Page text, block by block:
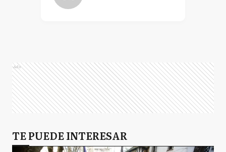
Ads
TE PUEDE INTERESAR